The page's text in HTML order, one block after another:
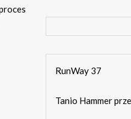
RunWay 37
Tanio Hammer